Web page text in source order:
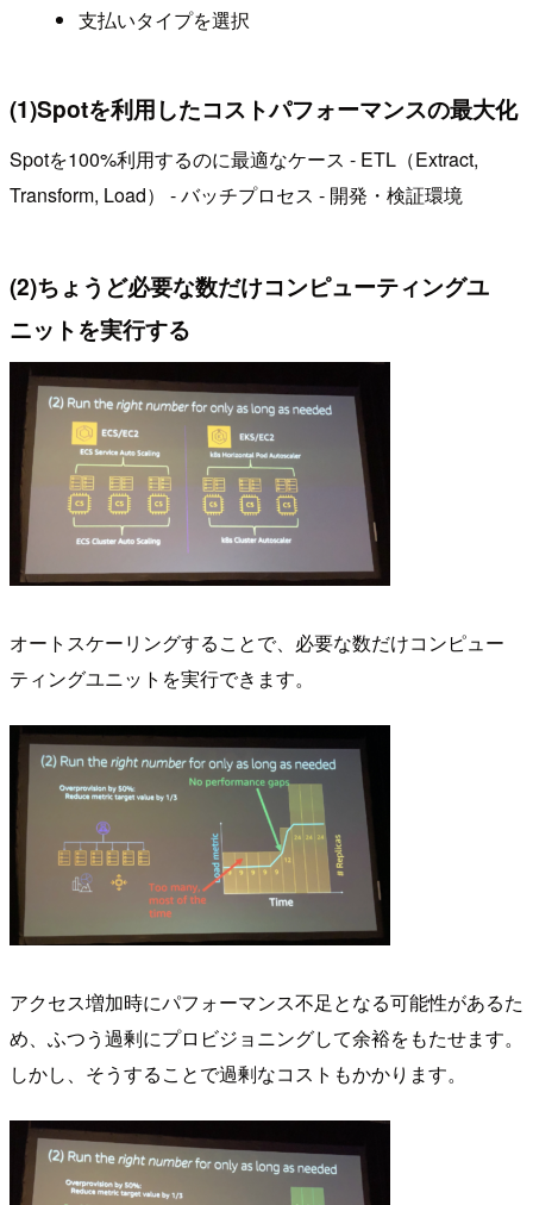
支払いタイプを選択
(1)Spotを利用したコストパフォーマンスの最大化
Spotを100%利用するのに最適なケース - ETL（Extract,
Transform, Load） - バッチプロセス - 開発・検証環境
(2)ちょうど必要な数だけコンピューティングユ
ニットを実行する
オートスケーリングすることで、必要な数だけコンピュー
ティングユニットを実行できます。
アクセス増加時にパフォーマンス不足となる可能性があるた
め、ふつう過剰にプロビジョニングして余裕をもたせます。
しかし、そうすることで過剰なコストもかかります。